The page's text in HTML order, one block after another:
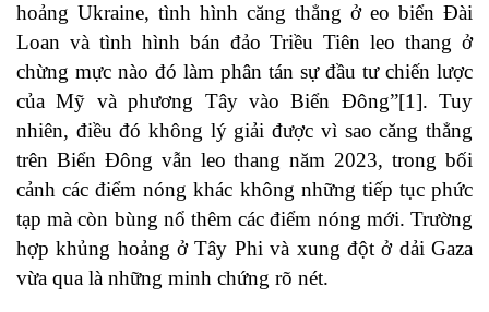
hoảng Ukraine, tình hình căng thẳng ở eo biển Đài
Loan và tình hình bán đảo Triều Tiên leo thang ở
chừng mực nào đó làm phân tán sự đầu tư chiến lược
của Mỹ và phương Tây vào Biển Đông”[1]. Tuy
nhiên, điều đó không lý giải được vì sao căng thẳng
trên Biển Đông vẫn leo thang năm 2023, trong bối
cảnh các điểm nóng khác không những tiếp tục phức
tạp mà còn bùng nổ thêm các điểm nóng mới. Trường
hợp khủng hoảng ở Tây Phi và xung đột ở dải Gaza
vừa qua là những minh chứng rõ nét.